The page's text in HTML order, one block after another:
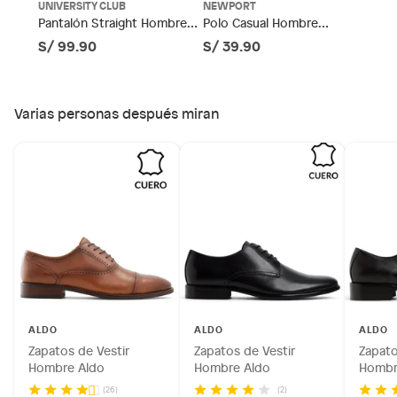
Productos comprados en Outlet Atocongo.
Productos perecibles como alimentos, bebidas,
Por motivos de salubridad, la ropa interior inferior y ropas de
Alimentos, bebidas, fórmulas y leches para bebés.
Productos hechos a medida.
Productos que hayan sido previamente instalados.
Baterías de auto.
Motocicletas y bicicletas motorizadas.
UNIVERSITY CLUB
Pantalón Straight Hombre
University Club
S/ 99.90
NEWPORT
Polo Casual Hombre
Newport
S/ 39.90
Varias personas después miran
ALDO
Zapatos de Vestir
Hombre Aldo
(26)
ALDO
Zapatos de Vestir
Hombre Aldo
(2)
ALDO